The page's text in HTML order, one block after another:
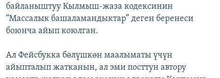
байланыштуу Кылмыш-жаза кодексинин
“Массалык башаламандыктар” деген беренеси
боюнча айып коюлган.
Ал Фейсбукка бөлүшкөн маалыматы үчүн
айыпталып жатканын, ал эми посттун автору